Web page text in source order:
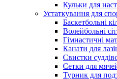
Кульки для
Устаткування для
Баскетбольні
Волейбольні
Гімнастичні
Канати для
Свистки
Сетки для
Турник для